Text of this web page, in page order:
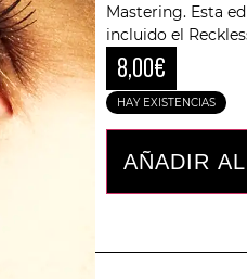
Mastering. Esta
incluido el
8,00€
HAY EXISTENCIAS
AÑADIR